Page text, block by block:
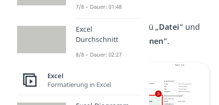
so vor.
Wähle oben im Menü „Datei“ und
danach „Informationen“.
7/8 – Dauer: 01:48
Excel
Durchschnitt
8/8 – Dauer: 02:27
Excel
Formatierung in Excel